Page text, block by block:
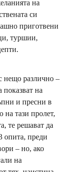
на
си
приготвени
туршии,
нещо различно –
показват на
и пресни в
на тази пролет,
те решават да
опита, преди
– но, ако
на